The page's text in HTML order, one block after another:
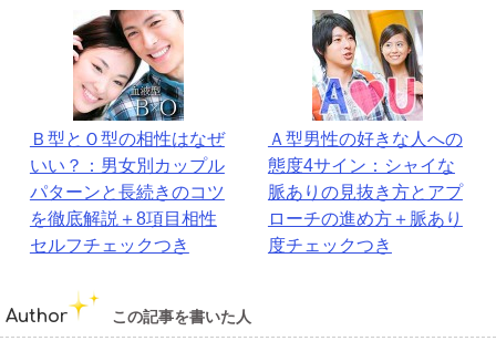
Ｂ型とＯ型の相性はなぜ
いい？：男女別カップル
パターンと長続きのコツ
を徹底解説＋8項目相性
セルフチェックつき
Ａ型男性の好きな人への
態度4サイン：シャイな
脈ありの見抜き方とアプ
ローチの進め方＋脈あり
度チェックつき
Author この記事を書いた人